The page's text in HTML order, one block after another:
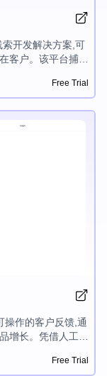
开发解决方案,可
客户。该平台捕捉
零设置时间和自
在客户建立联系,推
Free Trial
操作的客户反馈,通
增长。凭借人工智
策,提升客户体验。
Free Trial